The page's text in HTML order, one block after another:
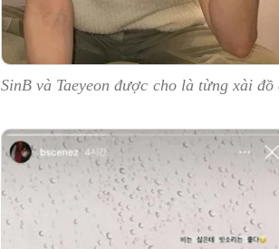
SinB và Taeyeon được cho là từng xài đồ